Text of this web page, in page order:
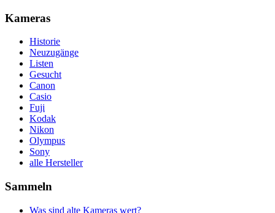
Kameras
Historie
Neuzugänge
Listen
Gesucht
Canon
Casio
Fuji
Kodak
Nikon
Olympus
Sony
alle Hersteller
Sammeln
Was sind alte Kameras wert?